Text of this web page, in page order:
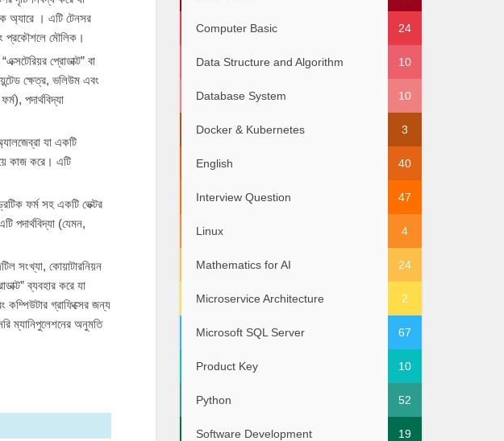
অ্যারে । এটি টেনসর
প্রকৌশলে মৌলিক।
প্রোডাক্ট” বা
ক্ষেত্র, ভলিউম এবং
পদার্থবিদ্যা
যা একটি
কাজ করে। এটি
ফর্ম সহ একটি ভেক্টর
পদার্থবিদ্যা (যেমন,
সংখ্যা, কোয়াটারনিয়ন
ব্যবহার করে যা
কম্পিউটার গ্রাফিক্সের জন্য
ম্যানিপুলেশনের অনুমতি
Computer Basic 24
Data Structure and Algorithm 10
Database System 10
Docker & Kubernetes 3
English 40
Interview Question 47
Linux 4
Mathematics for AI 24
Microservice Architecture 2
Microsoft SQL Server 67
Product Key 10
Python 52
Software Development 19